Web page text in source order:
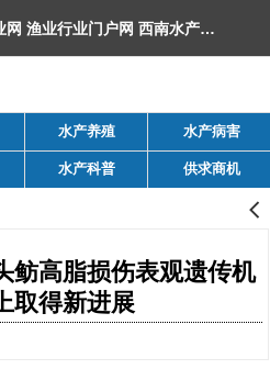
西南渔业网 水产养殖专业网 渔业行业门户网 ​西南水产网 丰祥渔业网 永川水花网，欢迎光临！
水产养殖 水产病害
水产科普 供求商机
󰊒
鲂高脂损伤表观遗传机
取得新进展